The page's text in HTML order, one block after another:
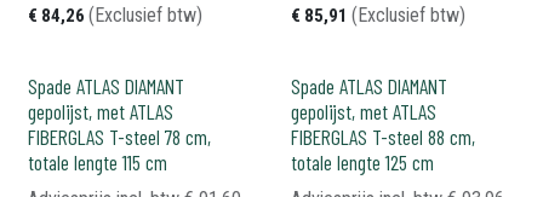
€ 84,26 (Exclusief btw) € 85,91 (Exclusief btw)
Spade ATLAS DIAMANT
gepolijst, met ATLAS
FIBERGLAS T-steel 78 cm,
totale lengte 115 cm
Spade ATLAS DIAMANT
gepolijst, met ATLAS
FIBERGLAS T-steel 88 cm,
totale lengte 125 cm